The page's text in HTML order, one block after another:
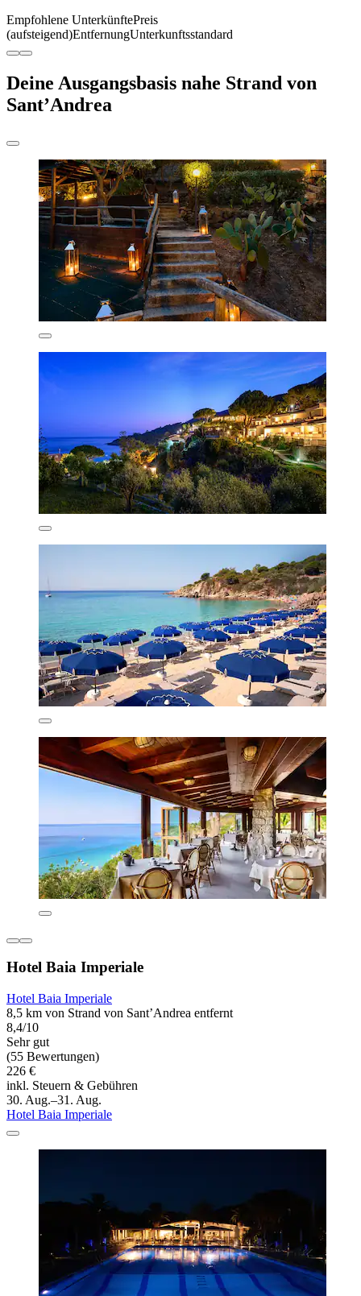
Empfohlene UnterkünftePreis
(aufsteigend)EntfernungUnterkunftsstandard
Deine Ausgangsbasis nahe Strand von
Sant’Andrea
Hotel Baia Imperiale
Hotel Baia Imperiale
8,5 km von Strand von Sant’Andrea entfernt
8,4/10
Sehr gut
(55 Bewertungen)
226 €
inkl. Steuern & Gebühren
30. Aug.–31. Aug.
Hotel Baia Imperiale